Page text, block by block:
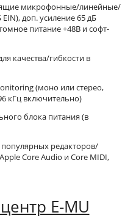
микрофонные/линейные/
доп. усиление 65 дБ
питание +48В и софт-
качества/гибкости в
(моно или стерео,
кГц включительно)
блока питания (в
редакторов/
Core Audio и Core MIDI,
E-MU